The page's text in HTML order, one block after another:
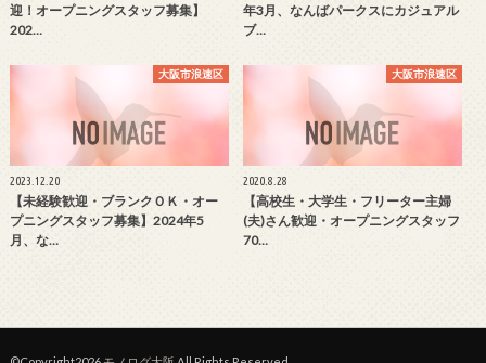
迎！オープニングスタッフ募集】
202…
年3月、なんばパークスにカジュアル
ブ…
大阪市浪速区
2023.12.20
【未経験歓迎・ブランクＯＫ・オー
プニングスタッフ募集】2024年5
月、な…
大阪市浪速区
2020.8.28
【高校生・大学生・フリーター主婦
(夫)さん歓迎・オープニングスタッフ
70…